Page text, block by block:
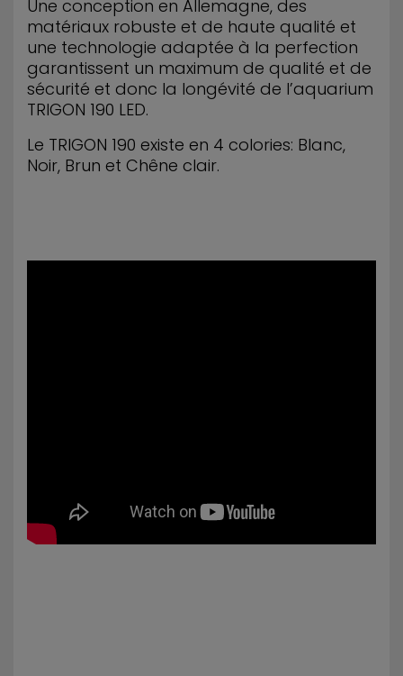
Une conception en Allemagne, des
matériaux robuste et de haute qualité et
une technologie adaptée à la perfection
garantissent un maximum de qualité et de
sécurité et donc la longévité de l’aquarium
TRIGON 190 LED.
Le TRIGON 190 existe en 4 colories: Blanc,
Noir, Brun et Chêne clair.